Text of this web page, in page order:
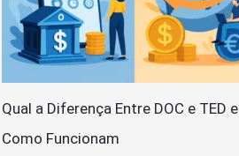
Qual a Diferença Entre DOC e TED e
Como Funcionam